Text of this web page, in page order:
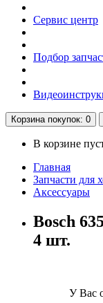
Сервис центр
Подбор
Корзинапокупок: 0
В корзине
Главная
Запчасти для
Аксессуары
Bosch
4 шт.
У Вас